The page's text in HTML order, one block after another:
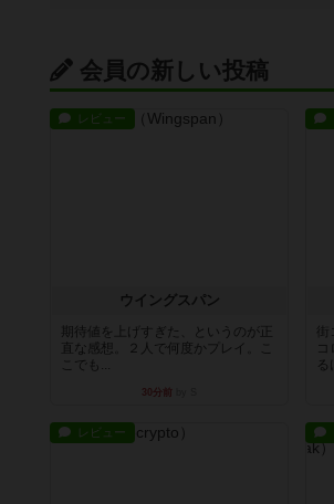
会員の新しい投稿
レビュー
ウイングスパン
期待値を上げすぎた、というのが正
直な感想。２人で何度かプレイ。こ
こでも...
30分前
コ
る
レビュー